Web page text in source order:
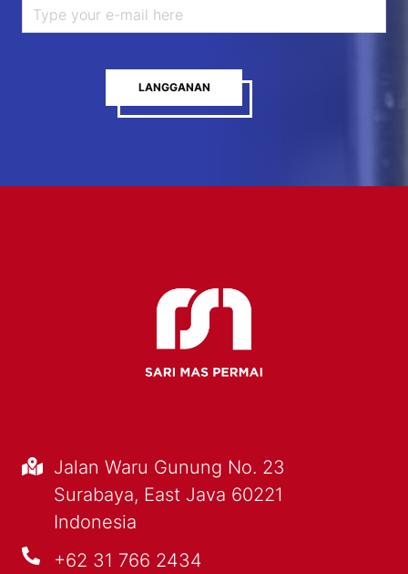
LANGGANAN
Jalan Waru Gunung No. 23
Surabaya, East Java 60221
Indonesia
+62 31 766 2434